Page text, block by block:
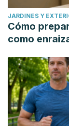
JARDINES Y
Cómo
como